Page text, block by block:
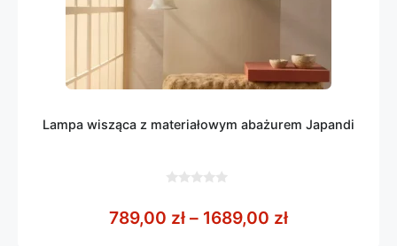
Lampa wisząca z materiałowym abażurem Japandi
5
789,00 zł – 1689,00 złZakres cen: